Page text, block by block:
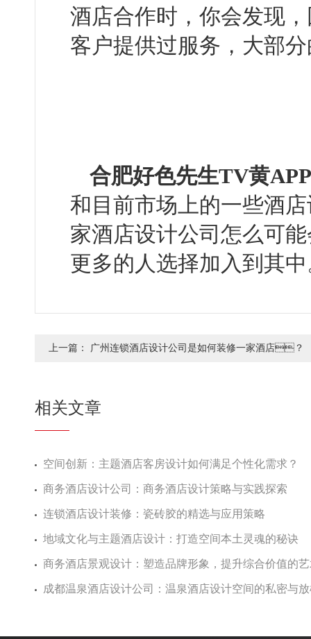
酒店合作时，你会发现
客户提供过服务，大部
合肥好色先生TV黄
和目前市场上的一些酒店设
家酒店设计公司怎么可能会
更多的人选择加入到其中
上一篇： 广州连锁酒店设计公司是如何装修一家酒店？
相关文章
空间创新：主题酒店客房设计如何满足个性化需求？
商务酒店设计公司：商务酒店设计策略与实践探索
连锁酒店设计装修：瓷砖胶的精选与应用策略
地域文化与主题酒店设计：打造空间本土灵魂的秘诀
商务酒店景观设计：塑造品牌形象，提升综合价值的
成都温泉酒店设计公司：温泉酒店设计空间的私密与